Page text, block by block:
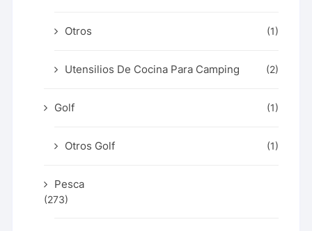
Otros (1)
Utensilios De Cocina Para Camping (2)
Golf (1)
Otros Golf (1)
Pesca
(273)